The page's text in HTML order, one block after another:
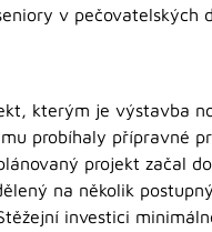
v pečovatelských
kterým je výstavba
probíhaly přípravné
projekt začal
na několik
investici